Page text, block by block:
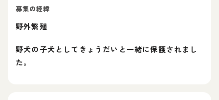
募集の経緯
野外繁殖
野犬の子犬としてきょうだいと一緒に保護されまし
た。